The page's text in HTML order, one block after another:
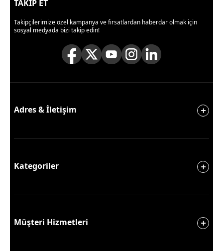
TAKİP ET
Takipçilerimize özel kampanya ve fırsatlardan haberdar olmak için
sosyal medyada bizi takip edin!
Adres & İletişim
Kategoriler
Müşteri Hizmetleri